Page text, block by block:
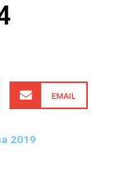
EMAIL
2019